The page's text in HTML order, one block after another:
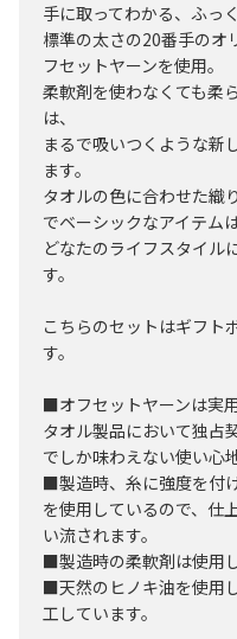
手に取ってわかる、ふっ
標準の太さの20番手のオ
フセットヤーンを使用。
柔軟剤を使わなくても柔
は、
まるで吸いつくような新
ます。
タオルの色に合わせた織
でベーシックなアイテムは
どなたのライフスタイル
す。
こちらのセットはギフト
す。
■オフセットヤーンは実
タオル製品において独占
でしか味わえない使い心
■製造時、糸に強度を付
を使用しているので、仕
い流されます。
■製造時の柔軟剤は使用
■天然のヒノキ油を使用
工しています。